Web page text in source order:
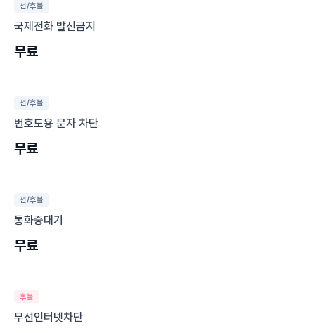
선/후불
국제전화 발신금지
무료
선/후불
번호도용 문자 차단
무료
선/후불
통화중대기
무료
후불
무선인터넷차단